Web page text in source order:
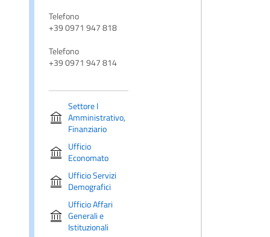
Telefono
+39 0971 947 818
Telefono
+39 0971 947 814
Settore I
Amministrativo,
Finanziario
Ufficio
Economato
Ufficio Servizi
Demografici
Ufficio Affari
Generali e
Istituzionali